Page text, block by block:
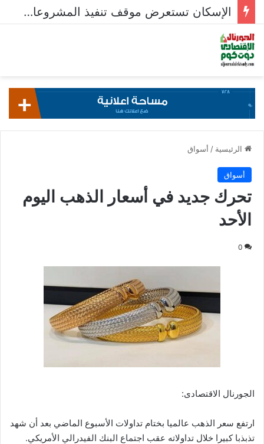
الإسكان تستعرض موقف تنفيذ المشروعات السكنية في 5 مدن جديدة
الرئيسية / أسواق
أسواق
تحرك جديد في أسعار الذهب اليوم
الأحد
0
الجورنال الاقتصادى:
ارتفع سعر الذهب عالميا بختام تداولات الأسبوع الماضي بعد أن شهد
تذبذبا كبيرا خلال تداولاته عقب اجتماع البنك الفيدرالي الأمريكي.